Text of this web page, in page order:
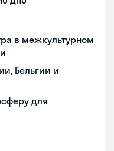
в межкультурном
Бельгии и
для